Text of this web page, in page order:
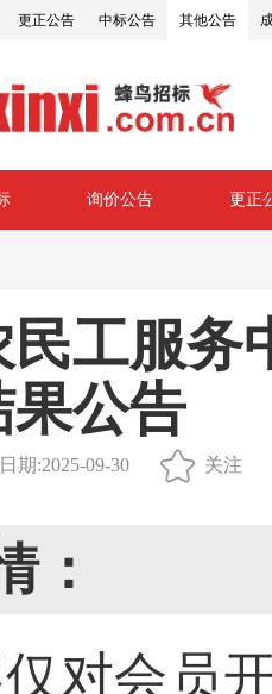
更正公告 中标公告 其他公告
询价公告 更正
工服务
公告
期:2025-09-30 关注
：
对会员